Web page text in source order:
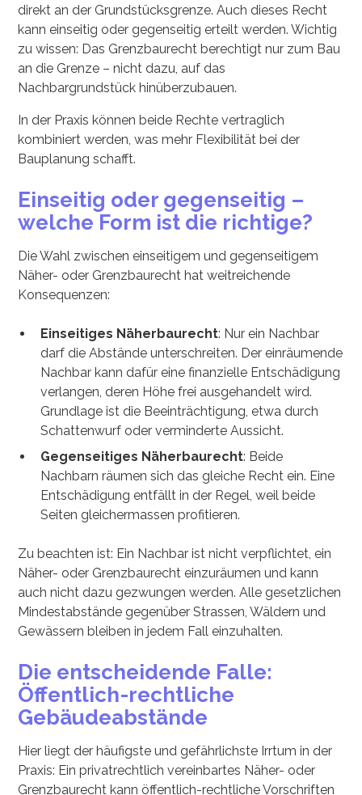
direkt an der Grundstücksgrenze. Auch dieses Recht
kann einseitig oder gegenseitig erteilt werden. Wichtig
zu wissen: Das Grenzbaurecht berechtigt nur zum Bau
an die Grenze – nicht dazu, auf das
Nachbargrundstück hinüberzubauen.
In der Praxis können beide Rechte vertraglich
kombiniert werden, was mehr Flexibilität bei der
Bauplanung schafft.
Einseitig oder gegenseitig –
welche Form ist die richtige?
Die Wahl zwischen einseitigem und gegenseitigem
Näher- oder Grenzbaurecht hat weitreichende
Konsequenzen:
Einseitiges Näherbaurecht: Nur ein Nachbar
darf die Abstände unterschreiten. Der einräumende
Nachbar kann dafür eine finanzielle Entschädigung
verlangen, deren Höhe frei ausgehandelt wird.
Grundlage ist die Beeinträchtigung, etwa durch
Schattenwurf oder verminderte Aussicht.
Gegenseitiges Näherbaurecht: Beide
Nachbarn räumen sich das gleiche Recht ein. Eine
Entschädigung entfällt in der Regel, weil beide
Seiten gleichermassen profitieren.
Zu beachten ist: Ein Nachbar ist nicht verpflichtet, ein
Näher- oder Grenzbaurecht einzuräumen und kann
auch nicht dazu gezwungen werden. Alle gesetzlichen
Mindestabstände gegenüber Strassen, Wäldern und
Gewässern bleiben in jedem Fall einzuhalten.
Die entscheidende Falle:
Öffentlich-rechtliche
Gebäudeabstände
Hier liegt der häufigste und gefährlichste Irrtum in der
Praxis: Ein privatrechtlich vereinbartes Näher- oder
Grenzbaurecht kann öffentlich-rechtliche Vorschriften